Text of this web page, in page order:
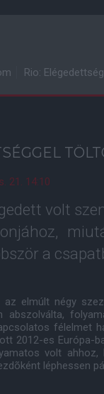
Rio:
21. 14:10
volt
a
elmúlt négy
abszolválta,
félelmet
2012-es Európa-
volt ahhoz,
léphessen